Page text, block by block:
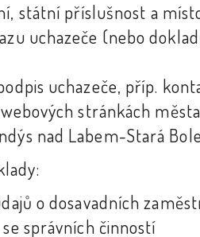
státní příslušnost a
uchazeče (nebo
uchazeče, příp.
stránkách
nad Labem-Stará
o dosavadních
správních činností